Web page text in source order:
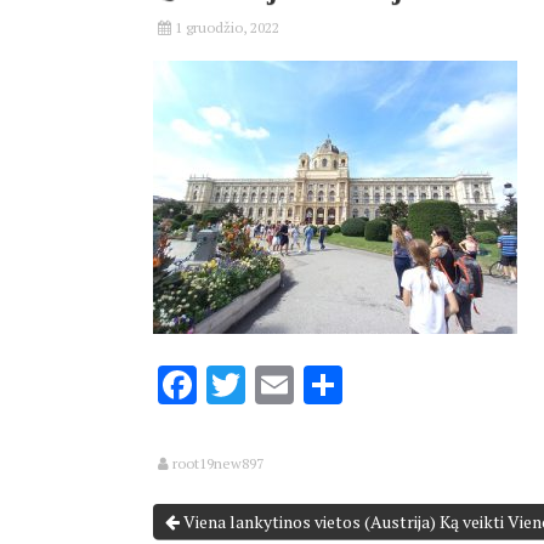
1 gruodžio, 2022
Facebook
Twitter
Email
root19new897
Viena lankytinos vietos (Austrija) Ką veikti